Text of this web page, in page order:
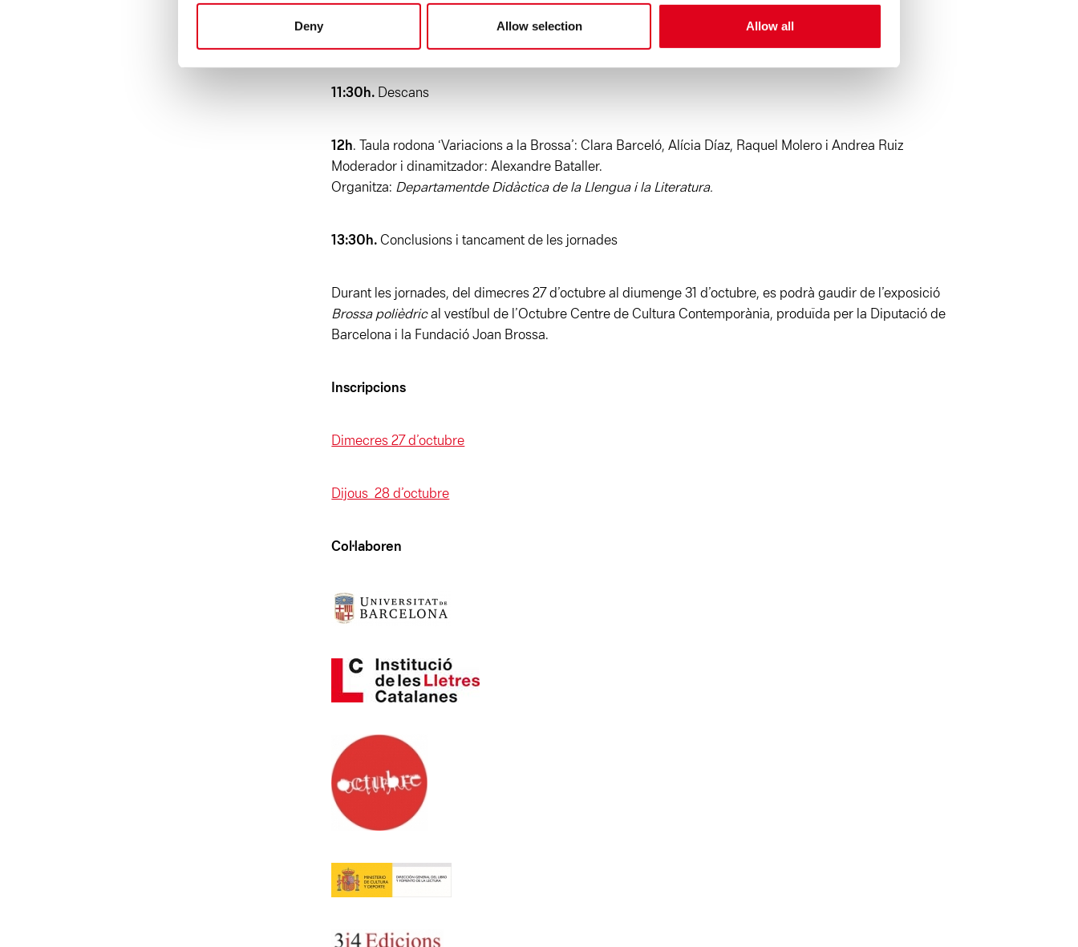
Deny Allow selection Allow all
. Conferència ‘Joan Brossa en el món artístic i educatiu actual’
11:30h. Descans
12h. Taula rodona ‘Variacions a la Brossa’: Clara Barceló, Alícia Díaz, Raquel Molero i Andrea Ruiz
Moderador i dinamitzador: Alexandre Bataller.
Organitza: Departamentde Didàctica de la Llengua i la Literatura.
13:30h. Conclusions i tancament de les jornades
Durant les jornades, del dimecres 27 d’octubre al diumenge 31 d’octubre, es podrà gaudir de l’exposició
Brossa polièdrical vestíbul de l’Octubre Centre de Cultura Contemporània, produïda per la Diputació de
Barcelona i la Fundació Joan Brossa.
Inscripcions
Dimecres 27 d’octubre
Dijous 28 d’octubre
Col·laboren